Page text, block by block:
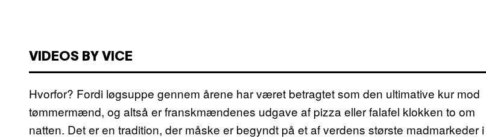
VIDEOS BY VICE
Hvorfor? Fordi løgsuppe gennem årene har været betragtet som den ultimative kur mod
tømmermænd, og altså er franskmændenes udgave af pizza eller falafel klokken to om
natten. Det er en tradition, der måske er begyndt på et af verdens største madmarkeder i